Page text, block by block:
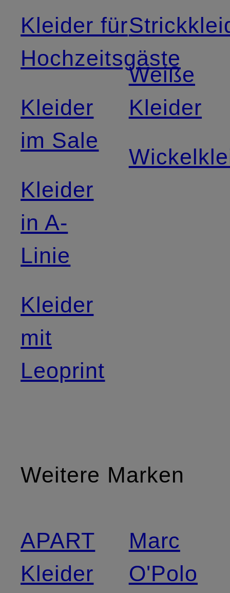
Kleider für
Hochzeitsgäste
Kleider
im Sale
Kleider
in A-
Linie
Kleider
mit
Leoprint
Weiße
Kleider
Weitere Marken
APART
Kleider
Marc
O'Polo